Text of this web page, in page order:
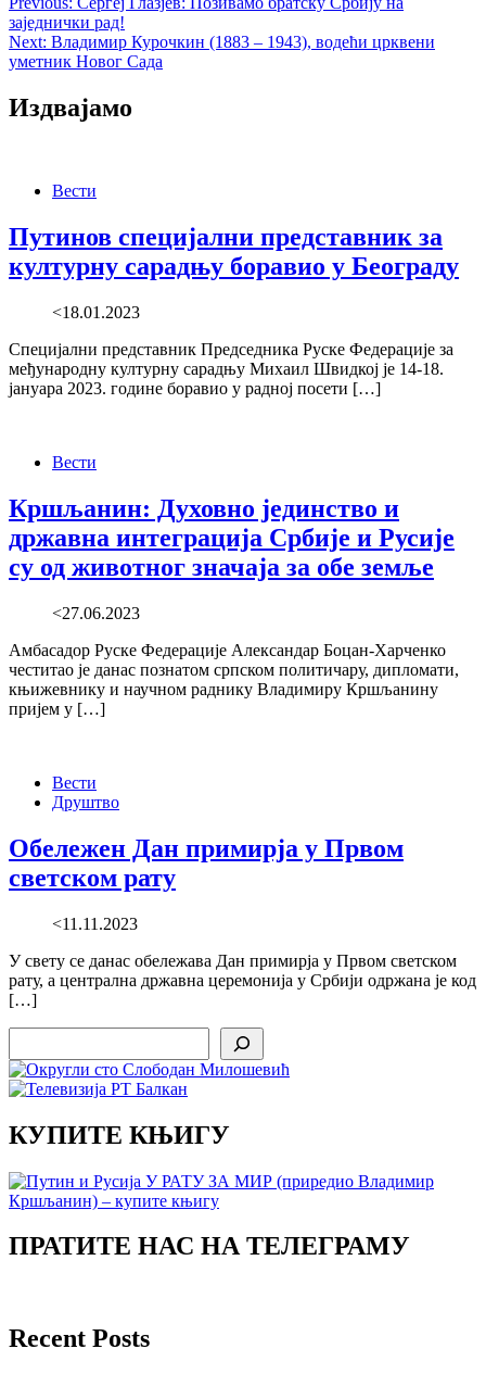
Post
navigation
заједнички рад!
Next: Владимир Курочкин (1883 – 1943), водећи црквени
уметник Новог Сада
Издвајамо
Вести
Путинов специјални представник за
културну сарадњу боравио у Београду
<18.01.2023
Специјални представник Председника Руске Федерације за
међународну културну сарадњу Михаил Швидкој је 14-18.
јануара 2023. године боравио у радној посети […]
Вести
Кршљанин: Духовно јединство и
државна интеграција Србије и Русије
су од животног значаја за обе земље
<27.06.2023
Амбасадор Руске Федерације Александар Боцан-Харченко
честитао је данас познатом српском политичару, дипломати,
књижевнику и научном раднику Владимиру Кршљанину
пријем у […]
Вести
Друштво
Обележен Дан примирја у Првом
светском рату
<11.11.2023
У свету се данас обележава Дан примирја у Првом светском
рату, а централна државна церемонија у Србији одржана је код
[…]
КУПИТЕ КЊИГУ
ПРАТИТЕ НАС НА ТЕЛЕГРАМУ
Recent Posts